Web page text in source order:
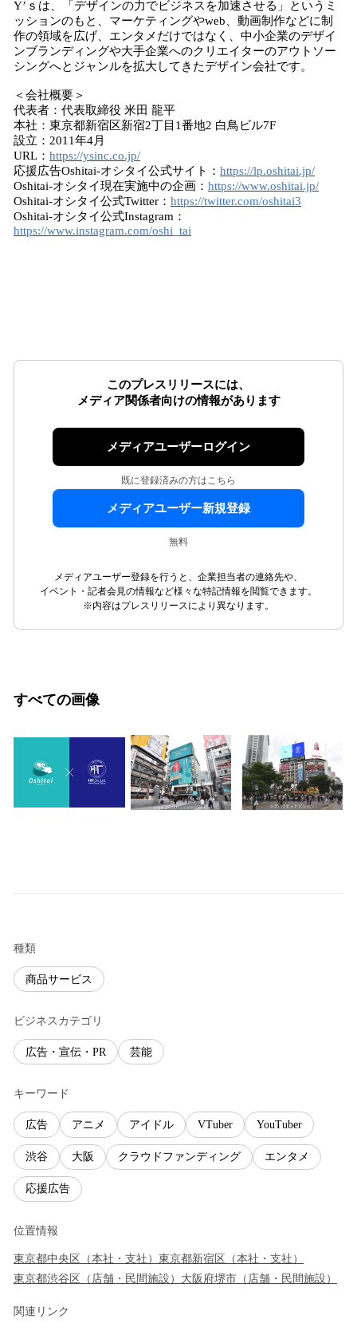
Y’ｓは、「デザインの力でビジネスを加速させる」というミ
ッションのもと、マーケティングやweb、動画制作などに制
作の領域を広げ、エンタメだけではなく、中小企業のデザイ
ンブランディングや大手企業へのクリエイターのアウトソー
シングへとジャンルを拡大してきたデザイン会社です。
＜会社概要＞
代表者：代表取締役 米田 龍平
本社：東京都新宿区新宿2丁目1番地2 白鳥ビル7F
設立：2011年4月
URL： https://ysinc.co.jp/
応援広告Oshitai-オシタイ公式サイト： https://lp.oshitai.jp/
Oshitai-オシタイ現在実施中の企画： https://www.oshitai.jp/
Oshitai-オシタイ公式Twitter： https://twitter.com/oshitai3
Oshitai-オシタイ公式Instagram：
https://www.instagram.com/oshi_tai
このプレスリリースには、
メディア関係者向けの情報があります
メディアユーザーログイン
既に登録済みの方はこちら
メディアユーザー新規登録
無料
メディアユーザー登録を行うと、企業担当者の連絡先や、
イベント・記者会見の情報など様々な特記情報を閲覧できます。
※内容はプレスリリースにより異なります。
すべての画像
種類
商品サービス
ビジネスカテゴリ
広告・宣伝・PR 芸能
キーワード
広告 アニメ アイドル VTuber YouTuber
渋谷 大阪 クラウドファンディング エンタメ
応援広告
位置情報
東京都中央区 （本社・支社 ） 東京都新宿区 （本社・支社 ）
東京都渋谷区 （ 店舗・民間施設 ） 大阪府堺市 （ 店舗・民間施設 ）
関連リンク